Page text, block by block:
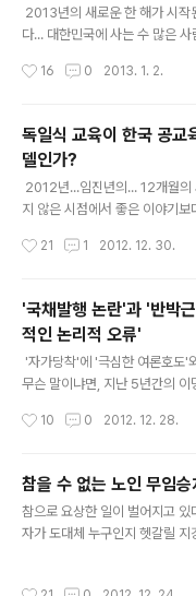
부를 비난하거나 정치적으로 공
모두가 불행할 수 밖에 없다는 취
주장하던 '부자감세의 진실과 세
2013년의 새로운 한 해가 시작
다... 대한민국에 사는 수 많은
은 모두가 24시간이며, 각자에게
람있는 시간이었느냐 아니면, 무
느냐가 결정될 것이라는 얘기들
새로운 한 해를 시작하셨으리라
지난 2012년의 4월 총선과 12
성찰조차 없어서, 각자의 시간
게 되는데, 이건 필자 개인적으로
16 0 2013. 1. 2.
독일식 교육이 한국 공교
델인가?
2012년...임진년의... 12개월의
지 않은 시점에서 좋은 이야기보
과 태도에 대해서 우선은 심심한
년은 대한민국의 행정부와 입법
는 중대한 시기였으며, 세계적 경
부적으로 맞닥뜨린 각종 사안과
고 명쾌한 이분법과 상식이라는
위 진보라거나 야권성향을 가졌
21 1 2012. 12. 30.
'국채발행 논란'과 '반박
적인 논리적 오류'
'자가당착'에 '극심한 여론호도'
무슨 말이냐면, 지난 5년간의 이
라고 하겠다. 세계적인 글로벌 금
나도 고려되지 않은체, 모조리
적인 차원의 화두들이 전부 국내
파당에 의한 정치 이슈로써만
과 국가적 차원에서의 비극이자
10 0 2012. 12. 28.
참을 수 없는 노인 무임
참으로 요상한 일이 벌어지고
자가 도대체 누구인지 헷갈릴 지